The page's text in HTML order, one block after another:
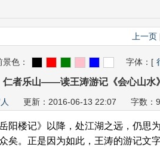
上一页
景色： 字体： [
仁者乐山——读王涛游记《会心山水》
更新：2016-06-13 22:07 字数：
楼记》以降，处江湖之远，仍思
矣。正是因为如此，王涛的游记文